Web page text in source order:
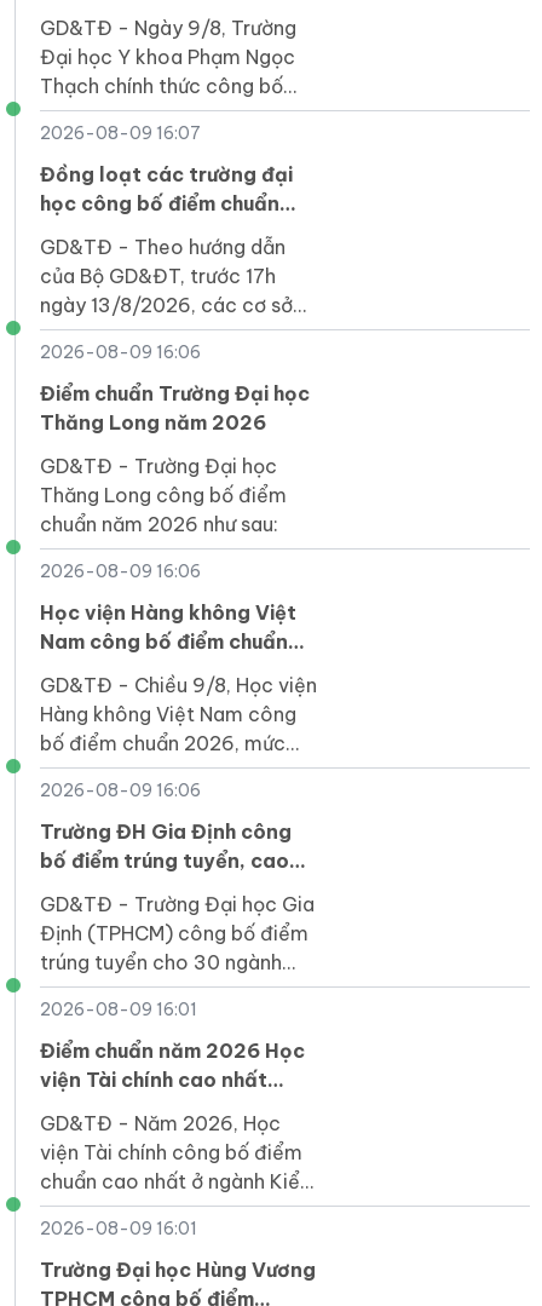
Thạch lấy 25,8 điểm
GD&TĐ - Ngày 9/8, Trường
Đại học Y khoa Phạm Ngọc
Thạch chính thức công bố
điểm chuẩn năm 2026 với
ngành Y khoa cao nhất là
25,8 điểm.
2026-08-09 16:07
Đồng loạt các trường đại
học công bố điểm chuẩn
GD&TĐ - Theo hướng dẫn
của Bộ GD&ĐT, trước 17h
ngày 13/8/2026, các cơ sở
đào tạo thông báo kết quả
trúng tuyển đợt 1.
2026-08-09 16:06
Điểm chuẩn Trường Đại học
Thăng Long năm 2026
GD&TĐ - Trường Đại học
Thăng Long công bố điểm
chuẩn năm 2026 như sau:
2026-08-09 16:06
Học viện Hàng không Việt
Nam công bố điểm chuẩn
năm 2026, cao nhất 27,5
điểm
GD&TĐ - Chiều 9/8, Học viện
Hàng không Việt Nam công
bố điểm chuẩn 2026, mức
cao nhất là 27,5 điểm, nhóm
STEM, xây dựng tăng mạnh
4-6 điểm.
2026-08-09 16:06
Trường ĐH Gia Định công
bố điểm trúng tuyển, cao
nhất ngành Răng - Hàm -
Mặt
GD&TĐ - Trường Đại học Gia
Định (TPHCM) công bố điểm
trúng tuyển cho 30 ngành
học, trong đó ngành Răng -
Hàm Mặt cao nhất với 22
điểm thi tốt nghiệp THPT.
2026-08-09 16:01
Điểm chuẩn năm 2026 Học
viện Tài chính cao nhất
GD&TĐ - Năm 2026, Học
viện Tài chính công bố điểm
chuẩn cao nhất ở ngành Kiểm
toán chương trình chuẩn với
28,07 điểm.
2026-08-09 16:01
Trường Đại học Hùng Vương
TPHCM công bố điểm